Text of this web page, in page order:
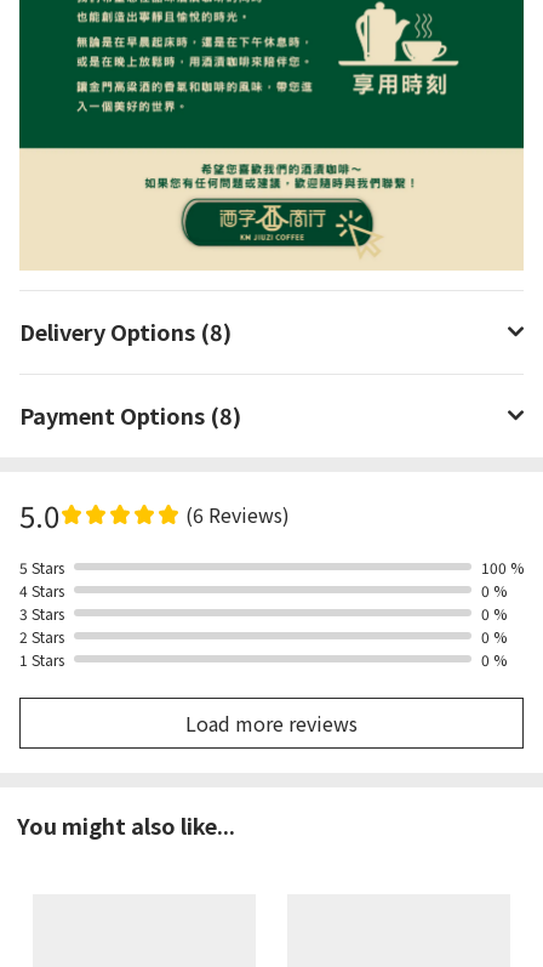
Delivery Options (8)
Payment Options (8)
5.0 (6 Reviews)
5 Stars
100 %
4 Stars
0 %
3 Stars
0 %
2 Stars
0 %
1 Stars
0 %
Load more reviews
You might also like...